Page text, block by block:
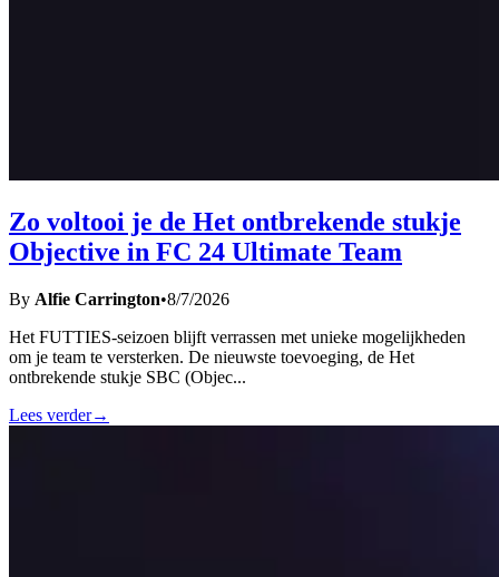
Zo voltooi je de Het ontbrekende stukje
Objective in FC 24 Ultimate Team
By Alfie Carrington•8/7/2026
Het FUTTIES-seizoen blijft verrassen met unieke mogelijkheden
om je team te versterken. De nieuwste toevoeging, de Het
ontbrekende stukje SBC (Objec...
Lees verder→